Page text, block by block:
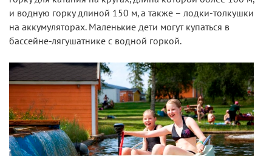
и водную горку длиной 150 м, а также – лодки-толкушки
на аккумуляторах. Маленькие дети могут купаться в
бассейне-лягушатнике с водной горкой.